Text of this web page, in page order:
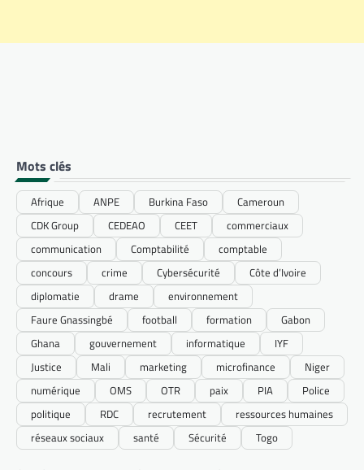
Mots clés
Afrique ANPE Burkina Faso
Cameroun
CDK Group
CEDEAO CEET
commerciaux
communication
Comptabilité
comptable
concours
crime Cybersécurité
Côte d’Ivoire
diplomatie
drame
environnement
Faure Gnassingbé
football formation
Gabon
Ghana
gouvernement informatique
IYF
Justice
Mali marketing microfinance
Niger
numérique
OMS OTR paix PIA
Police
politique
RDC recrutement
ressources humaines
réseaux sociaux
santé Sécurité Togo